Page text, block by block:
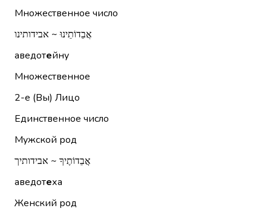
Множественное число
אֲבֵדוֹתֵינוּ ~ אבידותינו
аведотейну
Множественное
2-е (Вы) Лицо
Единственное число
Мужской род
אֲבֵדוֹתֶיךָ ~ אבידותיך
аведотеха
Женский род